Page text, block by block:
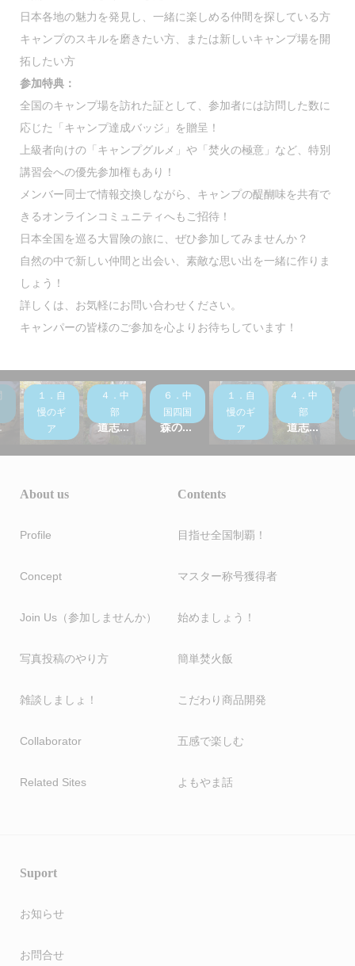
日本各地の魅力を発見し、一緒に楽しめる仲間を探している方
キャンプのスキルを磨きたい方、または新しいキャンプ場を開
拓したい方
参加特典：
全国のキャンプ場を訪れた証として、参加者には訪問した数に
応じた「キャンプ達成バッジ」を贈呈！
上級者向けの「キャンプグルメ」や「焚火の極意」など、特別
講習会への優先参加権もあり！
メンバー同士で情報交換しながら、キャンプの醍醐味を共有で
きるオンラインコミュニティへもご招待！
日本全国を巡る大冒険の旅に、ぜひ参加してみませんか？
自然の中で新しい仲間と出会い、素敵な思い出を一緒に作りま
しょう！
詳しくは、お気軽にお問い合わせください。
キャンパーの皆様のご参加を心よりお待ちしています！
１．自
慢のギ
ア
ギア紹
介 タ
ープ...
４．中
部
山梨県
制覇！
道志...
６．中
国四国
鳥取県
制覇！
森の...
１．自
慢のギ
ア
ギア紹
介 登
山に...
４．中
部
山梨県
制覇！
道志...
About us
Profile
Concept
Join Us（参加しませんか）
写真投稿のやり方
雑談しましょ！
Collaborator
Related Sites
Contents
目指せ全国制覇！
マスター称号獲得者
始めましょう！
簡単焚火飯
こだわり商品開発
五感で楽しむ
よもやま話
Suport
お知らせ
お問合せ